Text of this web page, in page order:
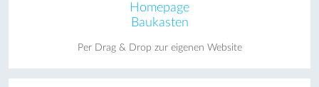
Homepage
Baukasten
Per Drag & Drop zur eigenen Website